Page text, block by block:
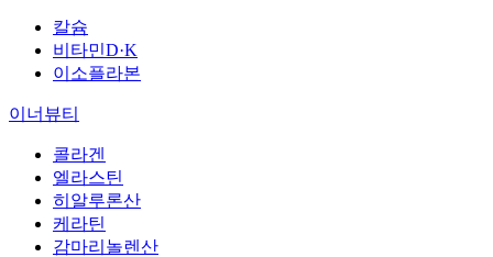
칼슘
비타민D·K
이소플라본
이너뷰티
콜라겐
엘라스틴
히알루론산
케라틴
감마리놀렌산